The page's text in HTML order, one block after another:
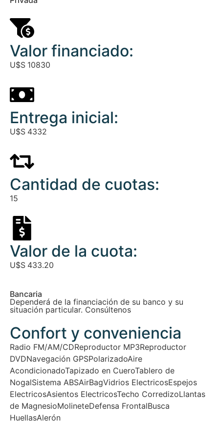
Valor financiado:
U$S 10830
Entrega inicial:
U$S 4332
Cantidad de cuotas:
15
Valor de la cuota:
U$S 433.20
Bancaria
Dependerá de la financiación de su banco y su
situación particular. Consúltenos
Confort y conveniencia
Radio FM/AM/CDReproductor MP3Reproductor
DVDNavegación GPSPolarizadoAire
AcondicionadoTapizado en CueroTablero de
NogalSistema ABSAirBagVidrios ElectricosEspejos
ElectricosAsientos ElectricosTecho CorredizoLlantas
de MagnesioMolineteDefensa FrontalBusca
HuellasAlerón